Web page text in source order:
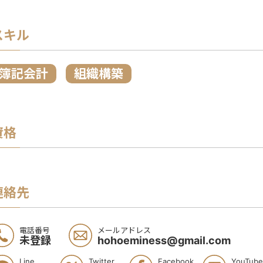
キル
記会計 組織構築
格
絡先
電話番号
未登録
メールアドレス
hohoeminess@gmail.com